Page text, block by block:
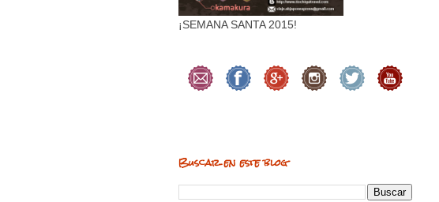
¡SEMANA SANTA 2015!
Buscar en este blog